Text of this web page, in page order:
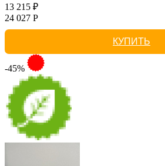
13 215 ₽
24 027 Р
КУПИТЬ
-45%